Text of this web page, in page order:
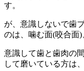
す。
が、意識しないで歯
のは、噛む面(咬合面)
意識して歯と歯肉の
して磨いている方は